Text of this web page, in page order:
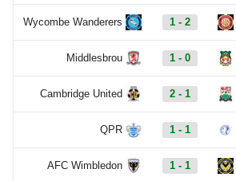
Wycombe Wanderers 1 - 2
Middlesbrou 1 - 0
Cambridge United 2 - 1
QPR 1 - 1
AFC Wimbledon 1 - 1